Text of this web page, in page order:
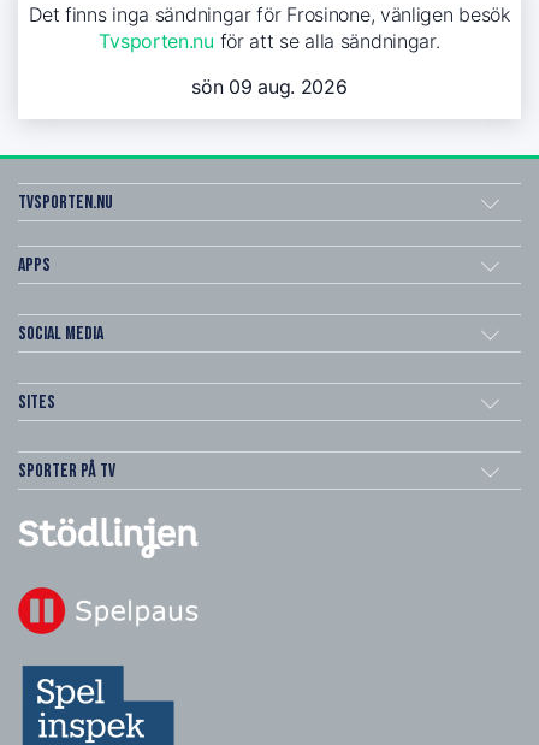
Det finns inga sändningar för Frosinone, vänligen besök
Tvsporten.nu för att se alla sändningar.
sön 09 aug. 2026
Tvsporten.nu
Apps
Social Media
Sites
Sporter på TV